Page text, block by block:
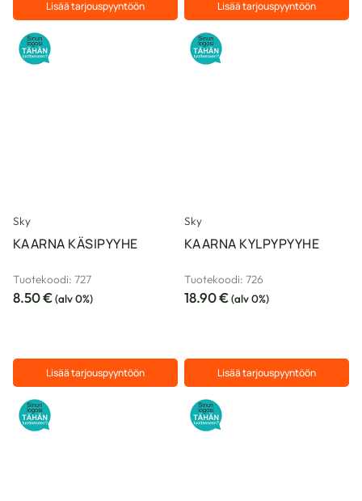
Lisää tarjouspyyntöön Lisää tarjouspyyntöön
Sky
KAARNA KÄSIPYYHE
Tuotekoodi: 727
8.50€(alv 0%)
Lisää tarjouspyyntöön
Sky
KAARNA KYLPYPYYHE
Tuotekoodi: 726
18.90€(alv 0%)
Lisää tarjouspyyntöön